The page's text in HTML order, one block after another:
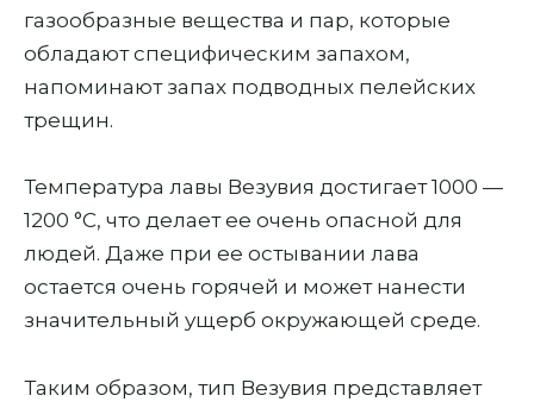
газообразные вещества и пар, которые
обладают специфическим запахом,
напоминают запах подводных пелейских
трещин.
Температура лавы Везувия достигает 1000 —
1200 °C, что делает ее очень опасной для
людей. Даже при ее остывании лава
остается очень горячей и может нанести
значительный ущерб окружающей среде.
Таким образом, тип Везувия представляет